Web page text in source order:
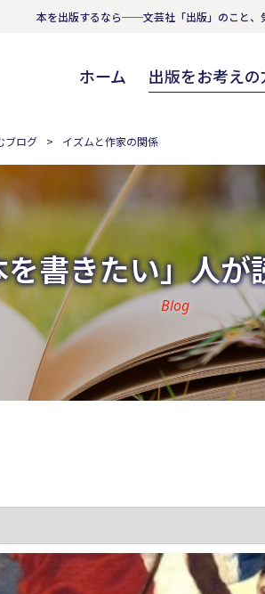
本を出版するなら──文芸社「出版」のこと、
ホーム 出版をお考えの
ブログ イズムと作家の関係
書きたい」人が
Blog